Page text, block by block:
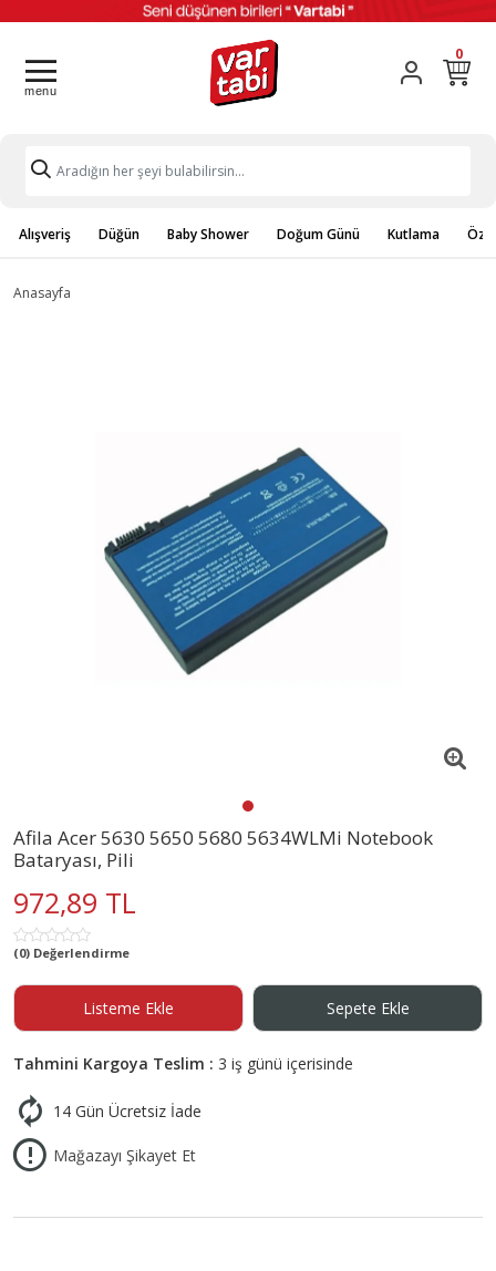
0
Alışveriş Düğün Baby Shower Doğum Günü Kutlama
Anasayfa
Afila Acer 5630 5650 5680 5634WLMi Notebook
Bataryası, Pili
972,89 TL
(0) Değerlendirme
Listeme Ekle Sepete Ekle
Tahmini Kargoya Teslim : 3 iş günü içerisinde
14 Gün Ücretsiz İade
Mağazayı Şikayet Et